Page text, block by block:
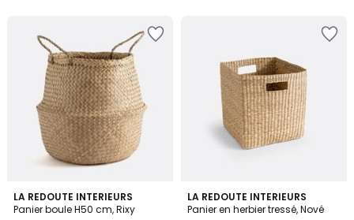
LA REDOUTE INTERIEURS
Panier boule H50 cm, Rixy
4,8
/ 5
LA REDOUTE INTERIEURS
Panier en herbier tressé, Nové
3,7
/ 5